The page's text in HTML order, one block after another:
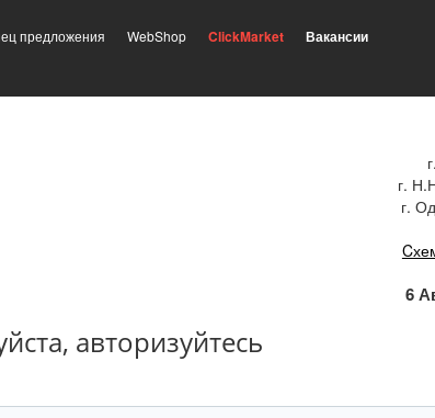
предложения WebShop ClickMarket Вакансии
г.
г.
6
авторизуйтесь